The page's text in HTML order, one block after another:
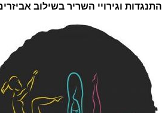
התנגדות וגירויי השריר בשילוב